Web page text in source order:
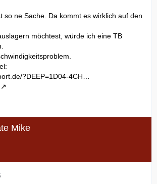
so ne Sache. Da kommt es wirklich auf den
möchtest, würde ich eine TB
?DEEP=1D04-4CH…
Mike